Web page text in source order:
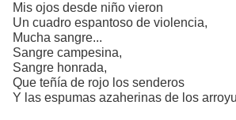
Mis ojos desde niño vieron
Un cuadro espantoso de violencia,
Mucha sangre...
Sangre campesina,
Sangre honrada,
Que teñía de rojo los senderos
Y las espumas azaherinas de los